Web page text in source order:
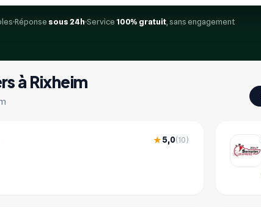
Réponse sous 24h Service 100% gratuit , sans engagement
à Rixheim
★5,0(10)